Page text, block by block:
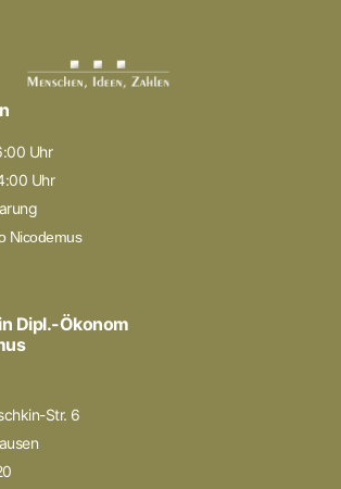
Uhr
Uhr
Nicodemus
Dipl.-Ökonom
Str. 6